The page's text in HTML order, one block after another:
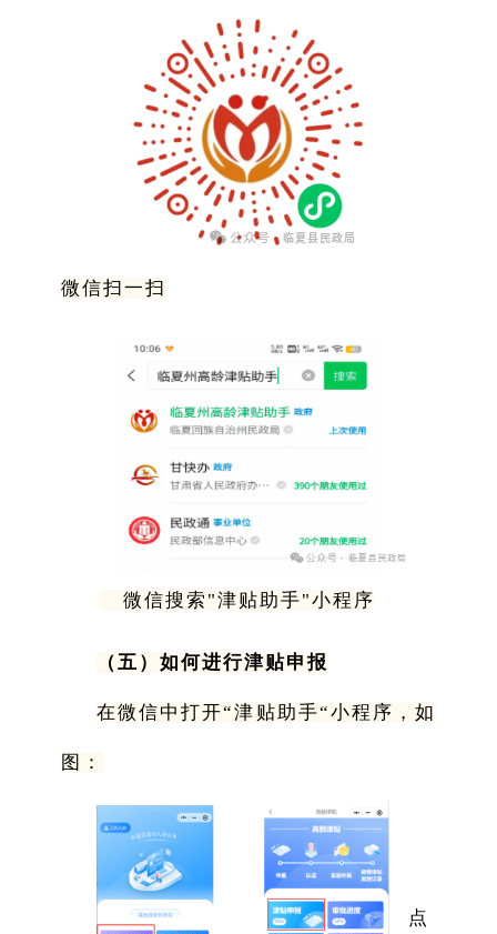
微信扫一扫
微信搜索"津贴助手"小程序
（五）如何进行津贴申报
在微信中打开“津贴助手“小程序，如
图：
点